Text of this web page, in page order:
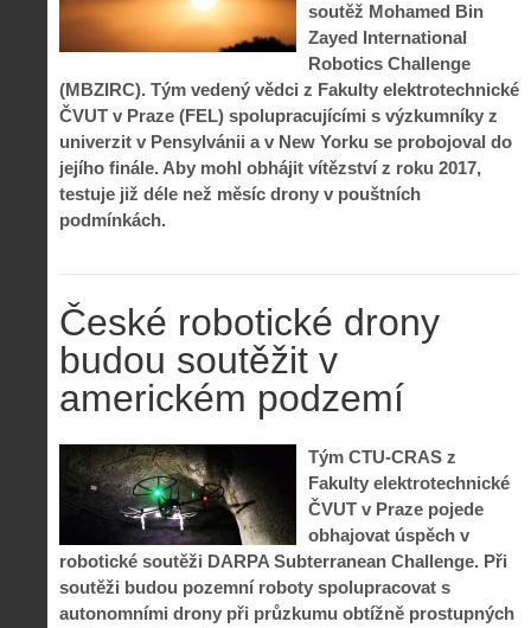
soutěž Mohamed Bin
Zayed International
Robotics Challenge
(MBZIRC). Tým vedený vědci z Fakulty elektrotechnické
ČVUT v Praze (FEL) spolupracujícími s výzkumníky z
univerzit v Pensylvánii a v New Yorku se probojoval do
jejího finále. Aby mohl obhájit vítězství z roku 2017,
testuje již déle než měsíc drony v pouštních
podmínkách.
České robotické drony
budou soutěžit v
americkém podzemí
Tým CTU-CRAS z
Fakulty elektrotechnické
ČVUT v Praze pojede
obhajovat úspěch v
robotické soutěži DARPA Subterranean Challenge. Při
soutěži budou pozemní roboty spolupracovat s
autonomními drony při průzkumu obtížně prostupných